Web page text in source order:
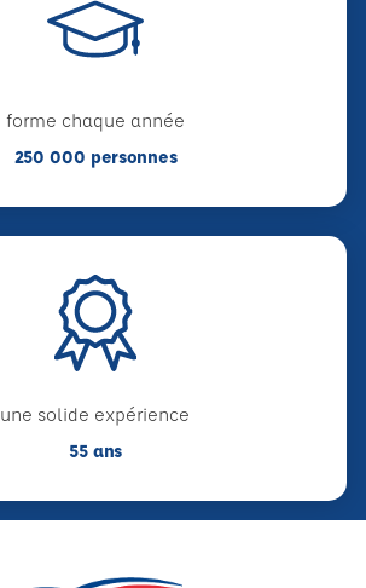
forme chaque année
250 000 personnes
une solide expérience
55 ans